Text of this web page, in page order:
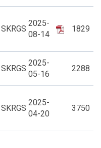
SKRGS
2025-
08-14
1829
SKRGS
2025-
05-16
2288
SKRGS
2025-
04-20
3750